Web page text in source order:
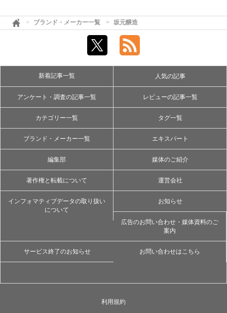
ブランド・メーカー一覧 坂元醸造
新着記事一覧 人気の記事
アンケート・調査の記事一覧 レビューの記事一覧
カテゴリー一覧 タグ一覧
ブランド・メーカー一覧 エキスパート
編集部 媒体のご紹介
著作権と転載について 運営会社
インフォマティブデータの取り扱い
について
お知らせ
広告のお問い合わせ・媒体資料のご
案内
サービス終了のお知らせ お問い合わせはこちら
利用規約